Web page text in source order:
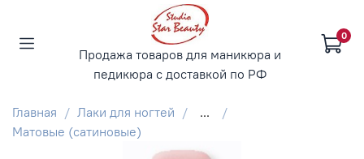
Продажа товаров для маникюра и
педикюра с доставкой по РФ
0
Главная Лаки для ногтей
...
Матовые (сатиновые)